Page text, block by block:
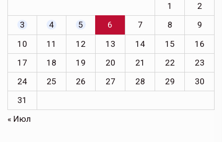
1
2
3
4 5 6 7 8
9
10
11 12 13 14 15
16
17
18 19 20 21 22
23
24
25 26 27 28 29
30
31
« Июл